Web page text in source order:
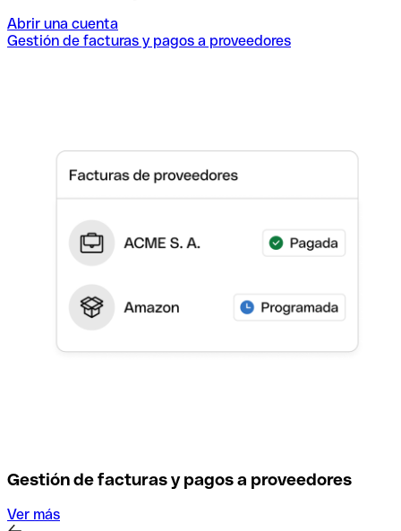
Abrir una cuenta
Gestión de facturas y pagos a proveedores
Gestión de facturas y pagos a proveedores
Ver más